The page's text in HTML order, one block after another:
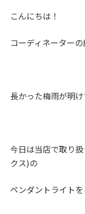
こんにちは！
コーディネーター
長かった梅雨が明
今日は当店で取り
クス)の
ペンダントライト